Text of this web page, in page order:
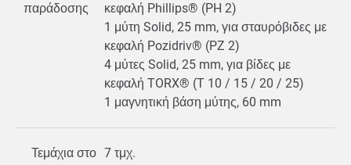
παράδοσης
κεφαλή Phillips® (PH 2)
1 μύτη Solid, 25 mm, για σταυρόβιδες με
κεφαλή Pozidriv® (PZ 2)
4 μύτες Solid, 25 mm, για βίδες με
κεφαλή TORX® (T 10 / 15 / 20 / 25)
1 μαγνητική βάση μύτης, 60 mm
Τεμάχια στο 7 τμχ.